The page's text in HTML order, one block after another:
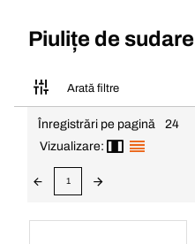
Piulițe de sudare
Arată filtre
Înregistrări pe pagină
24
Vizualizare:
1